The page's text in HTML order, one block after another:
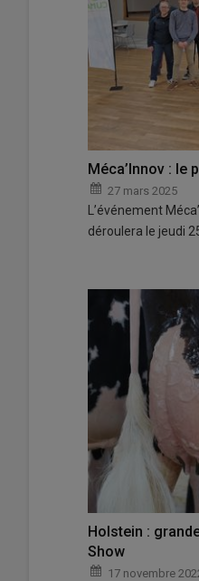
Méca’Innov : le
27 mars 2025
L’événement
déroulera le jeudi
Holstein :
Show
17 novembre